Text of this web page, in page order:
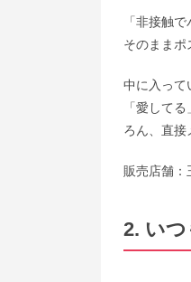
「非接触
そのままポ
中に入って
「愛して
ろん、直接
販売店舗：
2. いつ